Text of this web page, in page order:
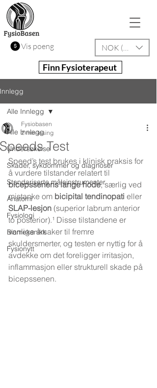
Vis poeng NOK (kr)
Finn Fysioterapeut
Innlegg
Alle Innlegg
Undersøkelse
Skader, sykdommer og diagnoser
Standariserte måleinstrumenter
Anatomi
Fysiologi
Biomekanikk
Fysionytt
Alle Innlegg
Speeds Test
Fysiobasen
2 min lesing
Speed’s test brukes i klinisk praksis for
å vurdere tilstander relatert til
bicepssenens lange hode, særlig ved
mistanke om bicipital tendinopati eller
SLAP-lesjon (superior labrum anterior
to posterior).¹ Disse tilstandene er
vanlige årsaker til fremre
skuldersmerter, og testen er nyttig for å
avdekke om det foreligger irritasjon,
inflammasjon eller strukturell skade på
bicepssenen.